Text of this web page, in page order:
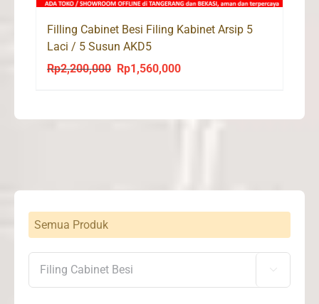
Filling Cabinet Besi Filing Kabinet Arsip 5
Laci / 5 Susun AKD5
Rp2,200,000
Original
Rp1,560,000Current
Semua Produk
